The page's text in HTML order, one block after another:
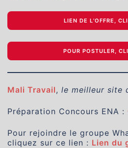
LIEN DE L’OFFRE,
POUR POSTULER,
Mali Travail, le meilleur site
Préparation Concours ENA :
Pour rejoindre le groupe
cliquez sur ce lien : Lien du